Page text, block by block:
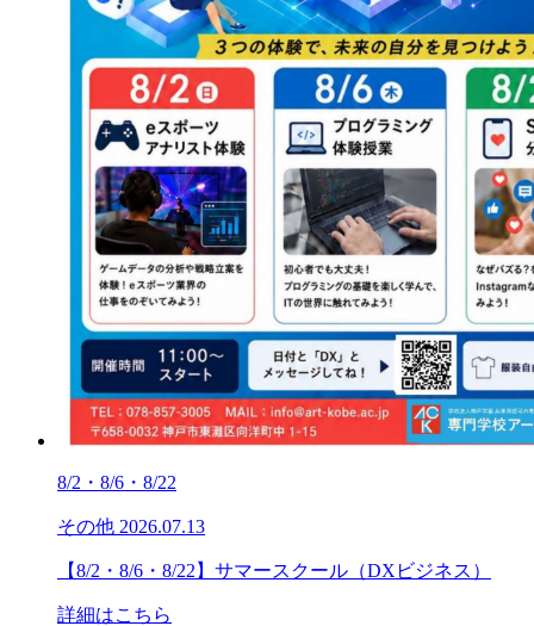
8/2・8/6・8/22
その他 2026.07.13
【8/2・8/6・8/22】サマースクール（DXビジネス）
詳細はこちら